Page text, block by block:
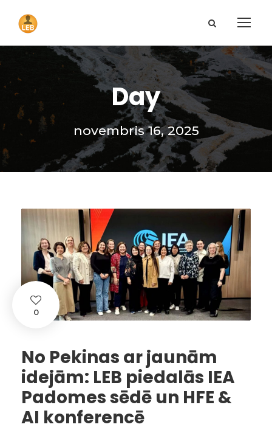
Day
novembris 16, 2025
0
No Pekinas ar jaunām
idejām: LEB piedalās IEA
Padomes sēdē un HFE &
AI konferencē